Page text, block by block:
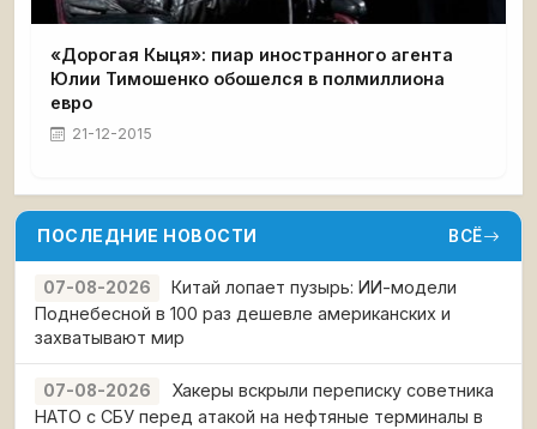
«Дорогая Кыця»: пиар иностранного агента
Юлии Тимошенко обошелся в полмиллиона
евро
21-12-2015
ПОСЛЕДНИЕ НОВОСТИ ВСЁ
07-08-2026
Китай лопает пузырь: ИИ-модели
Поднебесной в 100 раз дешевле американских и
захватывают мир
07-08-2026
Хакеры вскрыли переписку советника
НАТО с СБУ перед атакой на нефтяные терминалы в